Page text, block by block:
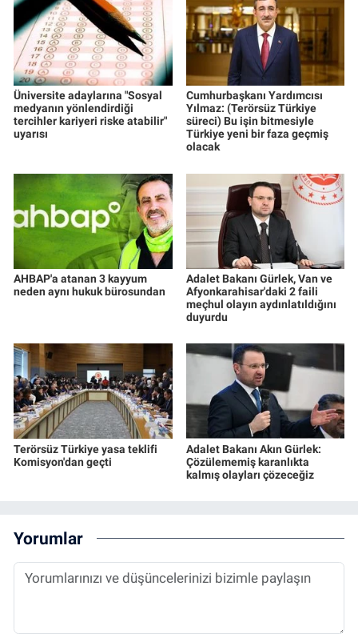
Üniversite adaylarına "Sosyal
medyanın yönlendirdiği
tercihler kariyeri riske atabilir"
uyarısı
Cumhurbaşkanı Yardımcısı
Yılmaz: (Terörsüz Türkiye
süreci) Bu işin bitmesiyle
Türkiye yeni bir faza geçmiş
olacak
AHBAP'a atanan 3 kayyum
neden aynı hukuk bürosundan
Adalet Bakanı Gürlek, Van ve
Afyonkarahisar'daki 2 faili
meçhul olayın aydınlatıldığını
duyurdu
Terörsüz Türkiye yasa teklifi
Komisyon'dan geçti
Adalet Bakanı Akın Gürlek:
Çözülememiş karanlıkta
kalmış olayları çözeceğiz
Yorumlar